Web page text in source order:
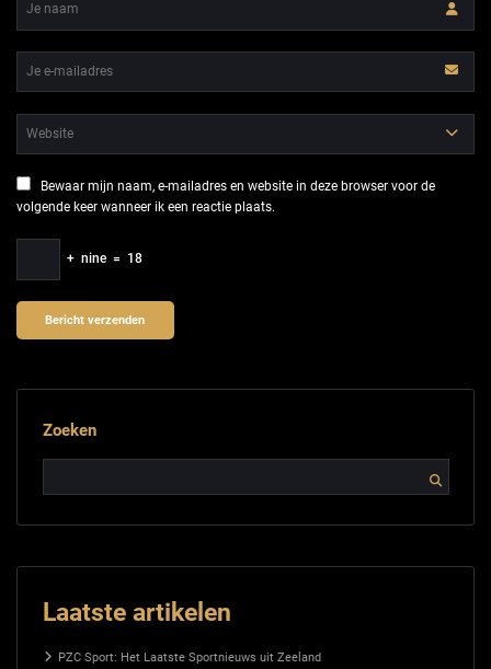
Bewaar mijn naam, e-mailadres en website in deze browser voor de
volgende keer wanneer ik een reactie plaats.
+ nine = 18
Zoeken
Laatste artikelen
PZC Sport: Het Laatste Sportnieuws uit Zeeland